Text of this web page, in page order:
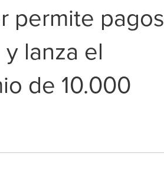
permite pagos
lanza el
de 10.000